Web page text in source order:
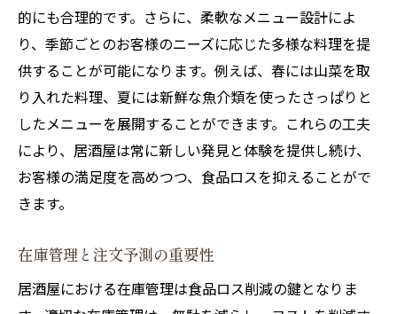
的にも合理的です。さらに、柔軟なメニュー設計によ
り、季節ごとのお客様のニーズに応じた多様な料理を提
供することが可能になります。例えば、春には山菜を取
り入れた料理、夏には新鮮な魚介類を使ったさっぱりと
したメニューを展開することができます。これらの工夫
により、居酒屋は常に新しい発見と体験を提供し続け、
お客様の満足度を高めつつ、食品ロスを抑えることがで
きます。
在庫管理と注文予測の重要性
居酒屋における在庫管理は食品ロス削減の鍵となりま